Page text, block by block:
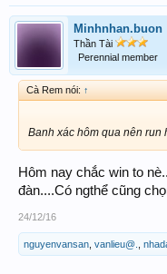
Minhnhan.buon
Thần Tài
Perennial member
Cà Rem nói: ↑
Banh xác hôm qua nên run
Hôm nay chắc win to
đàn....Có ngthể cũng
24/12/16
nguyenvansan vanlieu@.